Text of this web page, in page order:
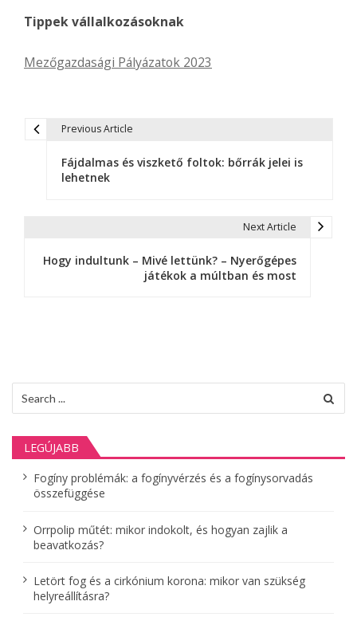
Tippek vállalkozásoknak
Mezőgazdasági Pályázatok 2023
n
a
v
i
á
c
Previous Article
Fájdalmas és viszkető foltok: bőrrák jelei is
lehetnek
Next Article
Hogy indultunk – Mivé lettünk? – Nyerőgépes
játékok a múltban és most
for:
LEGÚJABB
Fogíny problémák: a fogínyvérzés és a fogínysorvadás
összefüggése
Orrpolip műtét: mikor indokolt, és hogyan zajlik a
beavatkozás?
Letört fog és a cirkónium korona: mikor van szükség
helyreállításra?